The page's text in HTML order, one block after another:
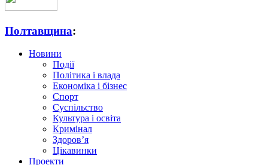
Полтавщина:
Новини
Події
Політика і влада
Економіка і бізнес
Спорт
Суспільство
Культура і освіта
Кримінал
Здоров’я
Цікавинки
Проекти